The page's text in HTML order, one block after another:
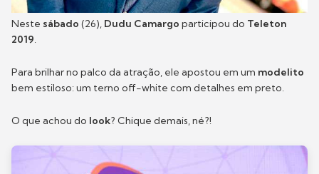
Neste sábado (26), Dudu Camargo participou do Teleton
2019.
Para brilhar no palco da atração, ele apostou em um modelito
bem estiloso: um terno off-white com detalhes em preto.
O que achou do look? Chique demais, né?!